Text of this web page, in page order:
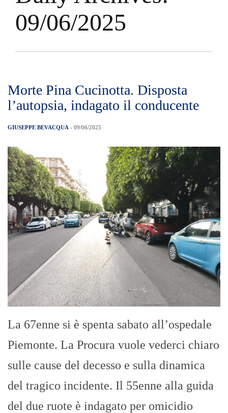
09/06/2025
Morte Pina Cucinotta. Disposta
l’autopsia, indagato il conducente
GIUSEPPE BEVACQUA - 09/06/2025
La 67enne si è spenta sabato all’ospedale
Piemonte. La Procura vuole vederci chiaro
sulle cause del decesso e sulla dinamica
del tragico incidente. Il 55enne alla guida
del due ruote è indagato per omicidio